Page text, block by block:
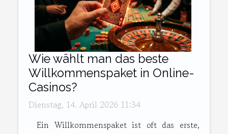
Wie wählt man das beste
Willkommenspaket in Online-
Casinos?
Dienstag, 14. April 2026 11:34
Ein Willkommenspaket ist oft das erste,